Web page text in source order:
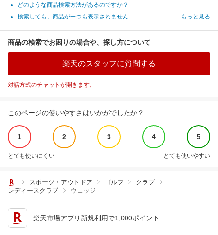
どのような商品検索方法があるのですか？
検索しても、商品が一つも表示されません
もっと見る
商品の検索でお困りの場合や、探し方について
楽天のスタッフに質問する
対話方式のチャットが開きます。
このページの使いやすさはいかがでしたか？
1 2 3 4 5
とても使いにくい とても使いやすい
スポーツ・アウトドア ゴルフ
クラブ
レディースクラブ
ウェッジ
楽天市場アプリ新規利用で1,000ポイント